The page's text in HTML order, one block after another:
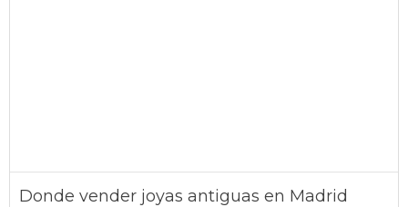
Donde vender joyas antiguas en Madrid